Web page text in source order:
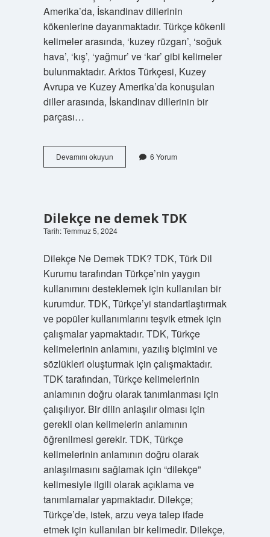
Amerika’da, İskandinav dillerinin
kökenlerine dayanmaktadır. Türkçe kökenli
kelimeler arasında, ‘kuzey rüzgarı’, ‘soğuk
hava’, ‘kış’, ‘yağmur’ ve ‘kar’ gibi kelimeler
bulunmaktadır. Arktos Türkçesi, Kuzey
Avrupa ve Kuzey Amerika’da konuşulan
diller arasında, İskandinav dillerinin bir
parçası…
Devamını okuyunArktos
türkçesi
6 Yorum
Dilekçe ne demek TDK
Tarih: Temmuz 5, 2024
Dilekçe Ne Demek TDK? TDK, Türk Dil
Kurumu tarafından Türkçe’nin yaygın
kullanımını desteklemek için kullanılan bir
kurumdur. TDK, Türkçe’yi standartlaştırmak
ve popüler kullanımlarını teşvik etmek için
çalışmalar yapmaktadır. TDK, Türkçe
kelimelerinin anlamını, yazılış biçimini ve
sözlükleri oluşturmak için çalışmaktadır.
TDK tarafından, Türkçe kelimelerinin
anlamının doğru olarak tanımlanması için
çalışılıyor. Bir dilin anlaşılır olması için
gerekli olan kelimelerin anlamının
öğrenilmesi gerekir. TDK, Türkçe
kelimelerinin anlamının doğru olarak
anlaşılmasını sağlamak için “dilekçe”
kelimesiyle ilgili olarak açıklama ve
tanımlamalar yapmaktadır. Dilekçe;
Türkçe’de, istek, arzu veya talep ifade
etmek için kullanılan bir kelimedir. Dilekçe,